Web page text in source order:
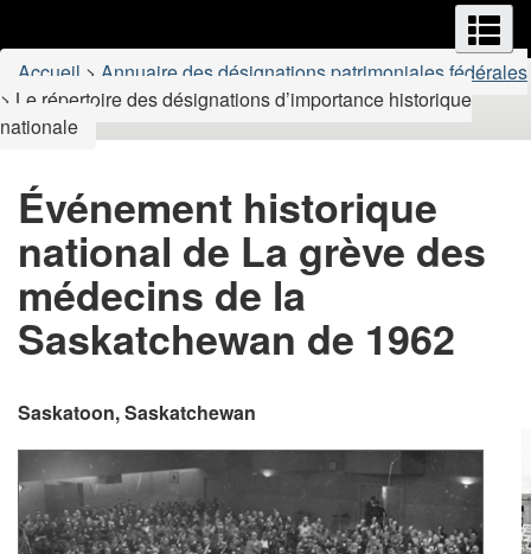
contenu
principal
version
HTML
simplifiée
Vous
êtes
ici
Accueil > Annuaire des désignations patrimoniales fédérales
> Le répertoire des désignations d’importance historique
nationale
Événement historique
national de La grève des
médecins de la
Saskatchewan de 1962
Saskatoon, Saskatchewan